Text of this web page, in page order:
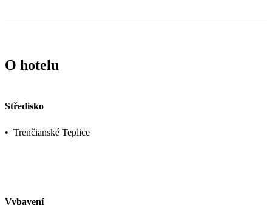
O hotelu
Středisko
• Trenčianské Teplice
Vybavení